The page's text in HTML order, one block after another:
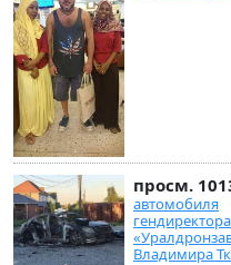
просм.
автомобиля
гендиректора
Владимира